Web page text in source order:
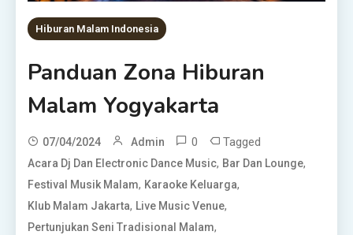
Hiburan Malam Indonesia
Panduan Zona Hiburan
Malam Yogyakarta
07/04/2024 Admin 0 Tagged
Acara Dj Dan Electronic Dance Music, Bar Dan Lounge,
Festival Musik Malam, Karaoke Keluarga,
Klub Malam Jakarta, Live Music Venue,
Pertunjukan Seni Tradisional Malam,